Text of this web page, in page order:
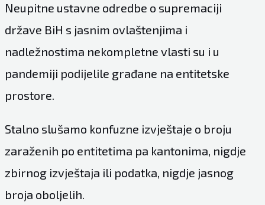
Neupitne ustavne odredbe o supremaciji
države BiH s jasnim ovlaštenjima i
nadležnostima nekompletne vlasti su i u
pandemiji podijelile građane na entitetske
prostore.
Stalno slušamo konfuzne izvještaje o broju
zaraženih po entitetima pa kantonima, nigdje
zbirnog izvještaja ili podatka, nigdje jasnog
broja oboljelih.